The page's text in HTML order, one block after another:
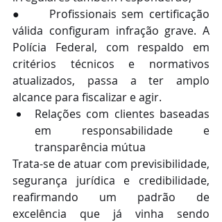
●     Profissionais sem certificação
válida configuram infração grave. A
Polícia Federal, com respaldo em
critérios técnicos e normativos
atualizados, passa a ter amplo
alcance para fiscalizar e agir.
Relações com clientes baseadas
em responsabilidade e
transparência mútua
Trata-se de atuar com previsibilidade,
segurança jurídica e credibilidade,
reafirmando um padrão de
excelência que já vinha sendo